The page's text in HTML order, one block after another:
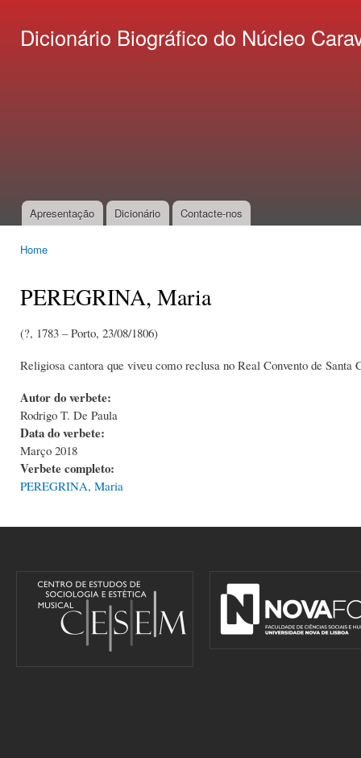
Dicionário Biográfico do Núcleo
Main menu
Apresentação Dicionário Contacte-nos
Home
PEREGRINA, Maria
(?, 1783 – Porto, 23/08/1806)
Religiosa cantora que viveu como reclusa no Real Convento de
Autor do verbete:
Rodrigo T. De Paula
Data do verbete:
Março 2018
Verbete completo:
PEREGRINA, Maria